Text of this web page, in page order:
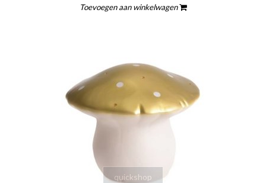
Toevoegen aan winkelwagen
quickshop